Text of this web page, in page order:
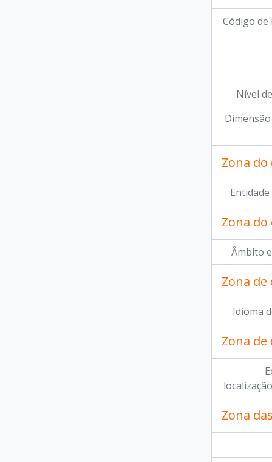
Código
Nível
Zona
Zona
Âmbito
Zona de
Idioma
Zona de
Zona